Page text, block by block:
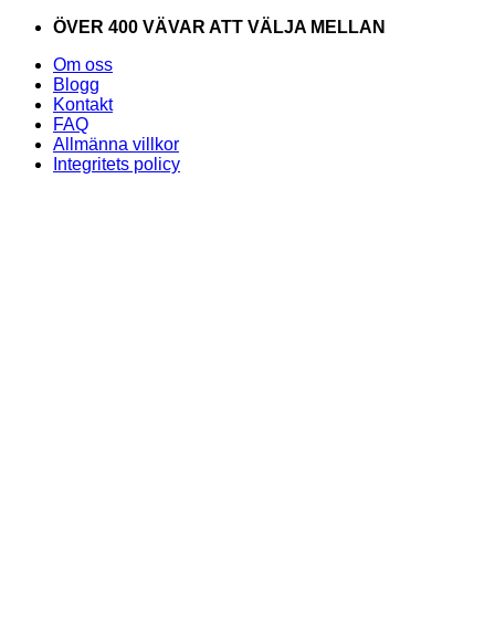
Skip
content
ÖVER 400 VÄVAR ATT VÄLJA MELLAN
Om oss
Blogg
Kontakt
FAQ
Allmänna villkor
Integritets policy